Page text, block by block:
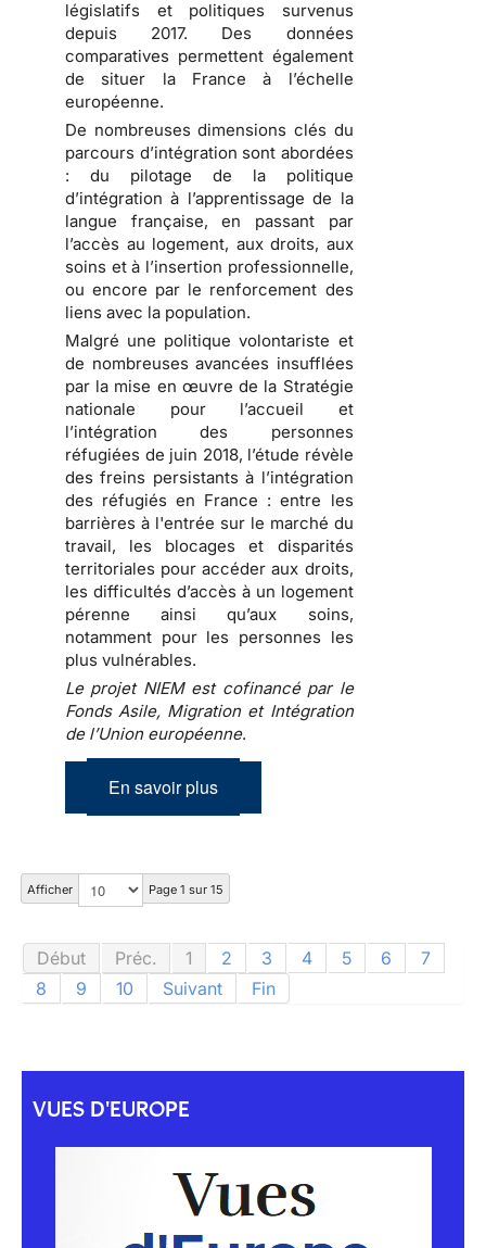
législatifs et politiques survenus
depuis 2017. Des données
comparatives permettent également
de situer la France à l’échelle
européenne.
De nombreuses dimensions clés du
parcours d’intégration sont abordées
: du pilotage de la politique
d’intégration à l’apprentissage de la
langue française, en passant par
l’accès au logement, aux droits, aux
soins et à l’insertion professionnelle,
ou encore par le renforcement des
liens avec la population.
Malgré une politique volontariste et
de nombreuses avancées insufflées
par la mise en œuvre de la Stratégie
nationale pour l’accueil et
l’intégration des personnes
réfugiées de juin 2018, l’étude révèle
des freins persistants à l’intégration
des réfugiés en France : entre les
barrières à l'entrée sur le marché du
travail, les blocages et disparités
territoriales pour accéder aux droits,
les difficultés d’accès à un logement
pérenne ainsi qu’aux soins,
notamment pour les personnes les
plus vulnérables.
Le projet NIEM est cofinancé par le
Fonds Asile, Migration et Intégration
de l’Union européenne.
En savoir plus
Afficher Page 1 sur 15
Début Préc. 1 2 3 4 5 6
7
8
9 10 Suivant Fin
VUES D'EUROPE